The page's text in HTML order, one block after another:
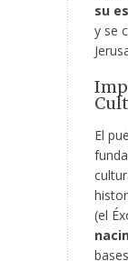
su
y se
El
(el